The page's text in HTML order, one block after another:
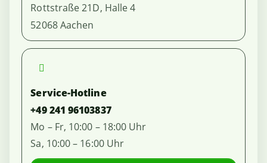
Rottstraße 21D, Halle 4
52068 Aachen
Service-Hotline
+49 241 96103837
Mo – Fr, 10:00 – 18:00 Uhr
Sa, 10:00 – 16:00 Uhr